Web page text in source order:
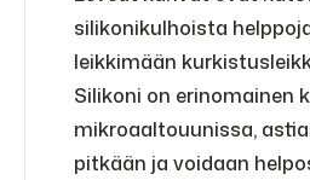
silikonikulhoista
leikkimään
Silikoni on erinomainen
mikroaaltouunissa,
pitkään ja voidaan